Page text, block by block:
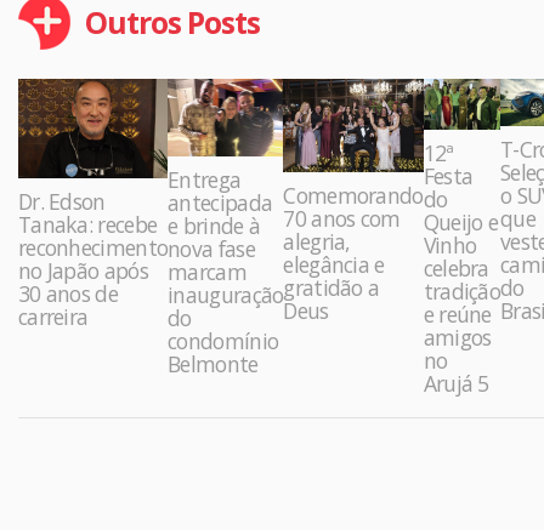
Outros Posts
Dr. Edson
Tanaka: recebe
reconhecimento
no Japão após
30 anos de
carreira
Entrega
antecipada
e brinde à
nova fase
marcam
inauguração
do
condomínio
Belmonte
Comemorando
70 anos com
alegria,
elegância e
gratidão a
Deus
12ª
Festa
do
Queijo e
Vinho
celebra
tradição
e reúne
amigos
no
Arujá 5
T-
o
que
do